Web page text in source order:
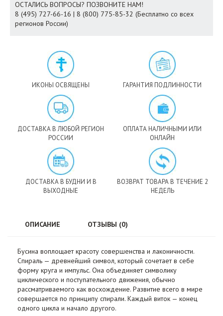
ОСТАЛИСЬ ВОПРОСЫ? ПОЗВОНИТЕ НАМ!
8 (495) 727-66-16 | 8 (800) 775-85-32 (Бесплатно со всех
регионов России)
ИКОНЫ ОСВЯЩЕНЫ ГАРАНТИЯ ПОДЛИННОСТИ
ДОСТАВКА В ЛЮБОЙ РЕГИОН
РОССИИ
ОПЛАТА НАЛИЧНЫМИ ИЛИ
ОНЛАЙН
ДОСТАВКА В БУДНИ И В
ВЫХОДНЫЕ
ВОЗВРАТ ТОВАРА В ТЕЧЕНИЕ 2
НЕДЕЛЬ
ОПИСАНИЕ ОТЗЫВЫ (0)
Бусина воплощает красоту совершенства и лаконичности.
Спираль — древнейший символ, который сочетает в себе
форму круга и импульс. Она объединяет символику
циклического и поступательного движения, обычно
рассматриваемого как восхождение. Развитие всего в мире
совершается по принципу спирали. Каждый виток — конец
одного цикла и начало другого.